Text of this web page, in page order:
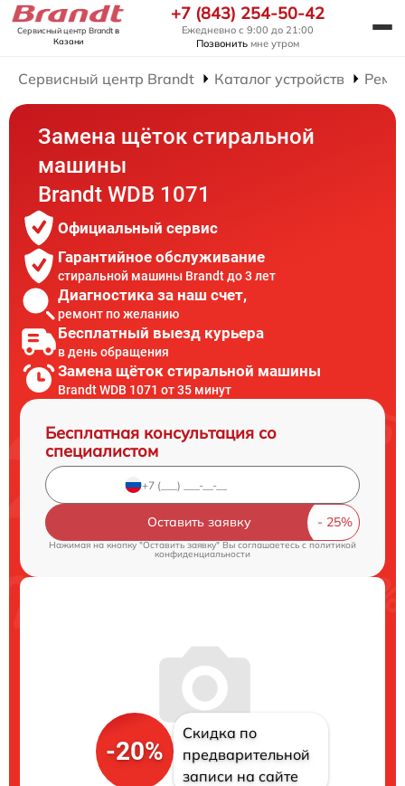
Сервисный центр Brandtв
Казани
+7 (843) 254-50-42
Ежедневно с 9:00 до 21:00
Позвонить мне утром
Сервисный центр Brandt Каталог устройств
Замена щёток стиральной
машины
Brandt WDB 1071
Официальный сервис
Гарантийное обслуживание
стиральной машины Brandt до 3 лет
Диагностика за наш счет,
ремонт по желанию
Бесплатный выезд курьера
в день обращения
Замена щёток стиральной машины
Brandt WDB 1071 от 35 минут
Бесплатная консультация со
специалистом
Оставить заявку
Нажимая на кнопку "Оставить заявку" Вы соглашаетесь cполитикой
конфиденциальности
-20%
Скидка по
предварительной
записи на сайте